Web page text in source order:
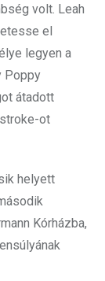
volt. Leah
el
legyen a
Poppy
átadott
ot
helyett
Kórházba,